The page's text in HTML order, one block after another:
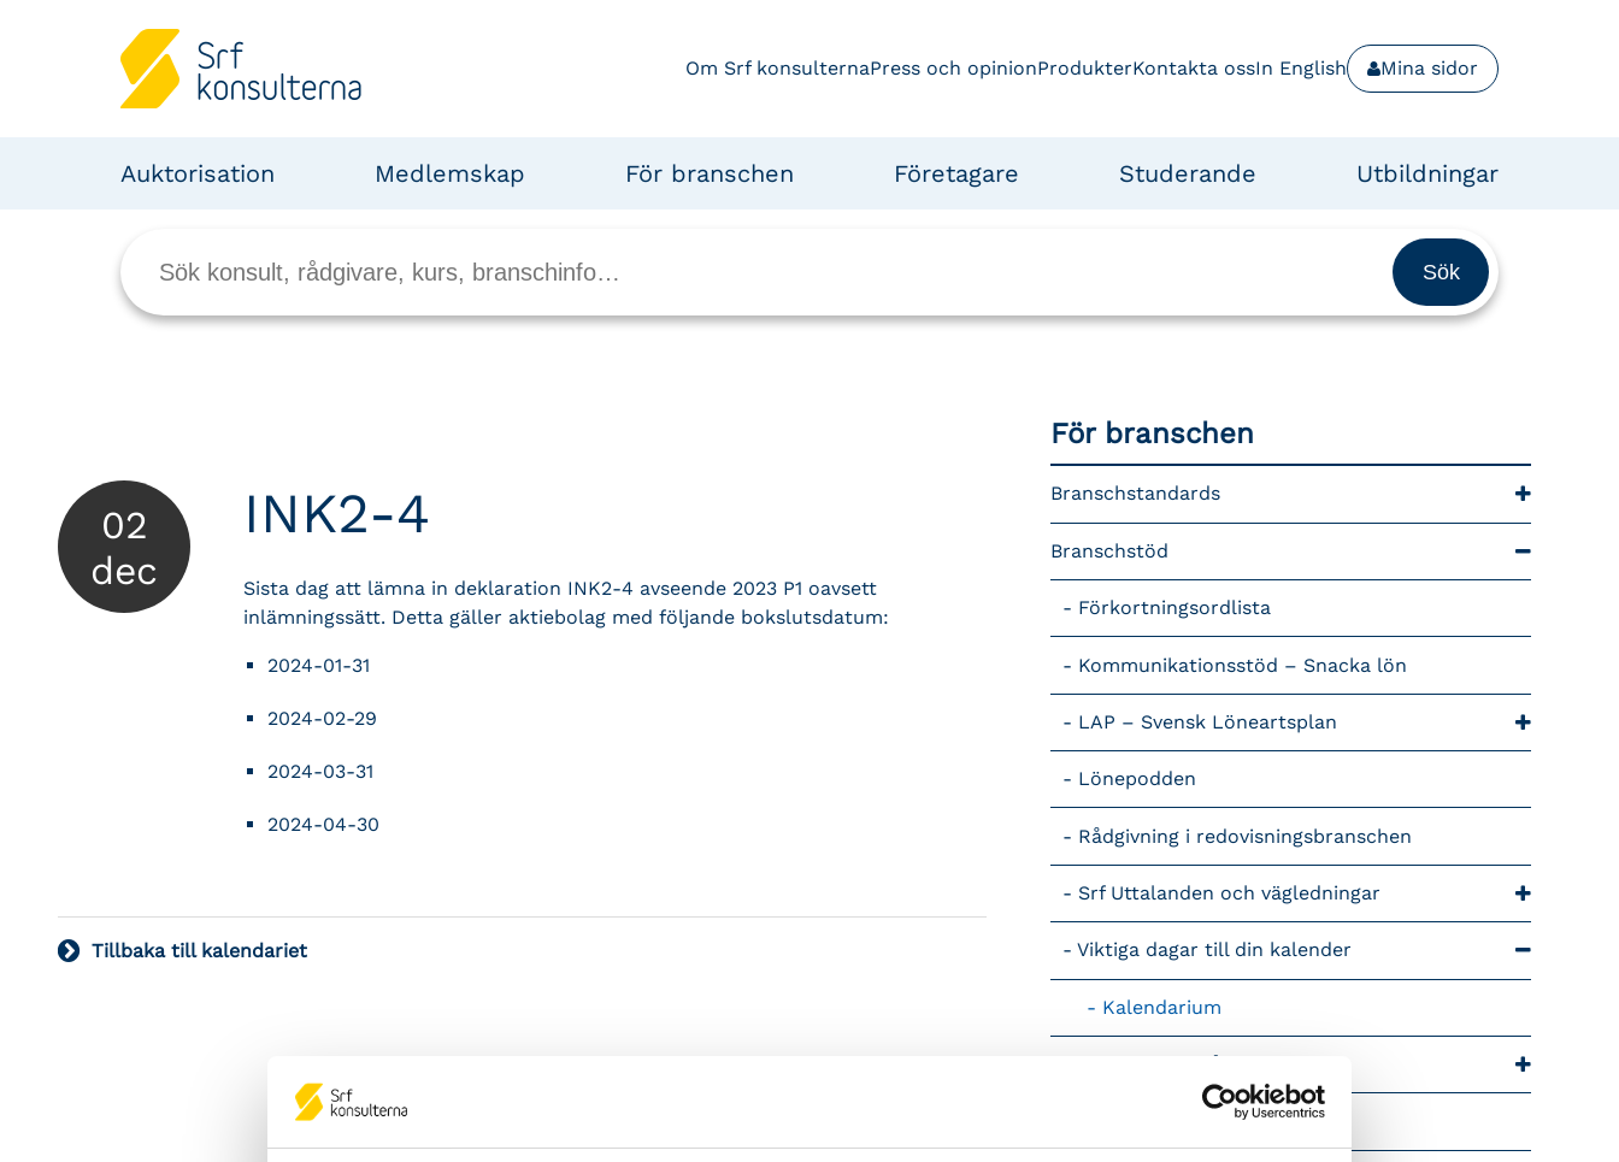
Om Srf konsulternaPress och opinionProdukterKontakta ossIn English Mina sidor
Auktorisation Medlemskap För branschen Företagare Studerande Utbildningar
02
dec
INK2-4
Sista dag att lämna in deklaration INK2-4 avseende 2023 P1 oavsett
inlämningssätt. Detta gäller aktiebolag med följande bokslutsdatum:
2024-01-31
2024-02-29
2024-03-31
2024-04-30
Tillbaka till kalendariet
För branschen
Branschstandards
Branschstöd
Förkortningsordlista
Kommunikationsstöd – Snacka lön
LAP – Svensk Löneartsplan
Lönepodden
Rådgivning i redovisningsbranschen
Srf Uttalanden och vägledningar
Viktiga dagar till din kalender
Kalendarium
Viktiga branschfrågor
Karriär för lönekonsulter